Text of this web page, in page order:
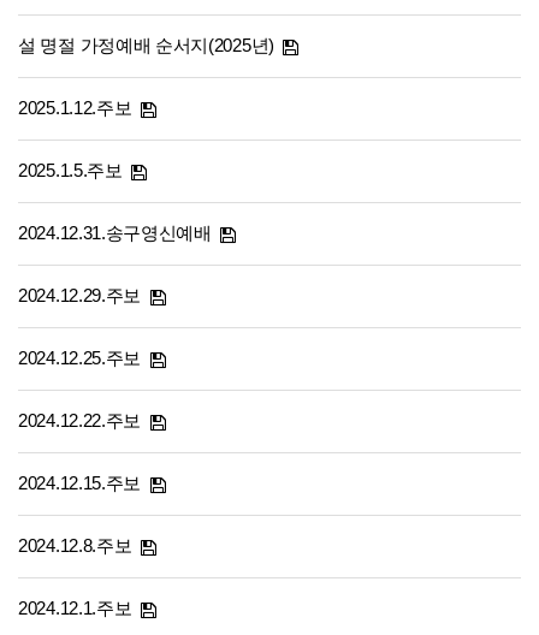
설 명절 가정예배 순서지(2025년)
2025.1.12.주보
2025.1.5.주보
2024.12.31.송구영신예배
2024.12.29.주보
2024.12.25.주보
2024.12.22.주보
2024.12.15.주보
2024.12.8.주보
2024.12.1.주보